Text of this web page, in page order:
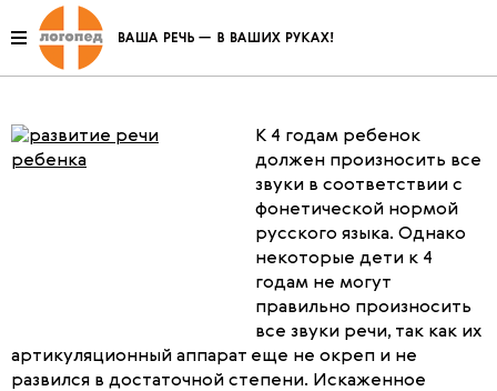
Коррекция недостатков
произношения
К 4 годам ребенок
должен произносить все
звуки в соответствии с
фонетической нормой
русского языка. Однако
некоторые дети к 4
годам не могут
правильно произносить
все звуки речи, так как их
артикуляционный аппарат еще не окреп и не
развился в достаточной степени. Искаженное